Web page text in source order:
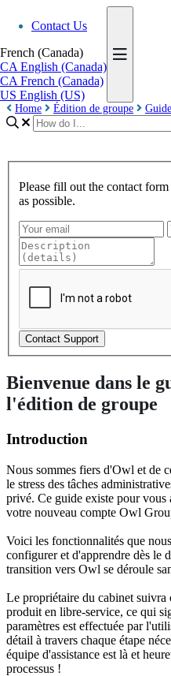
Contact Us
French (Canada)
CA English (Canada)
CA French (Canada)
US English (US)
Home Édition de groupe
Please fill out the contact
as possible.
Contact Support
Bienvenue dans le
l'édition de groupe
Introduction
Nous sommes fiers d'Owl et de
le stress des tâches
privé. Ce guide existe pour vous
votre nouveau compte Owl
Voici les fonctionnalités que nous
configurer et d'apprendre dès le d
transition vers Owl se déroule
Le propriétaire du cabinet suivra
produit en libre-service, ce qui
paramètres est effectuée par l'
détail à travers chaque étape né
équipe d'assistance est là et
processus !